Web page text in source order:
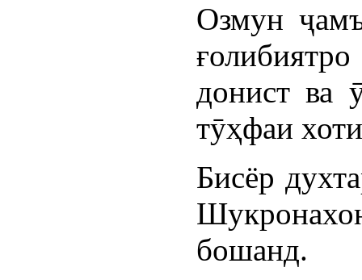
Озмун
донист ва
тӯҳфаи
Бисёр
бошанд.